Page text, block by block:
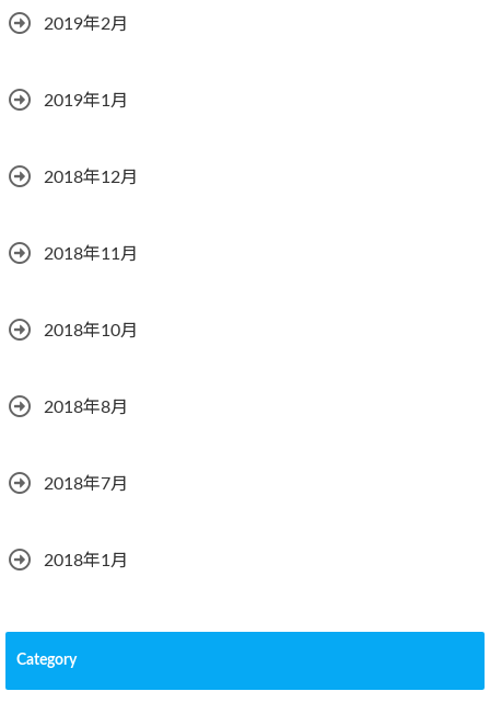
2019年2月
2019年1月
2018年12月
2018年11月
2018年10月
2018年8月
2018年7月
2018年1月
Category